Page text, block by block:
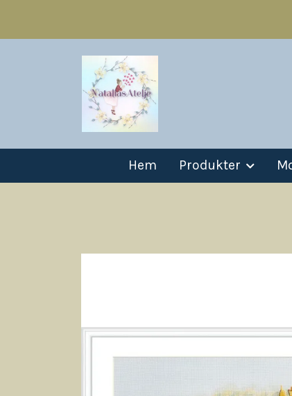
Hem Produkter